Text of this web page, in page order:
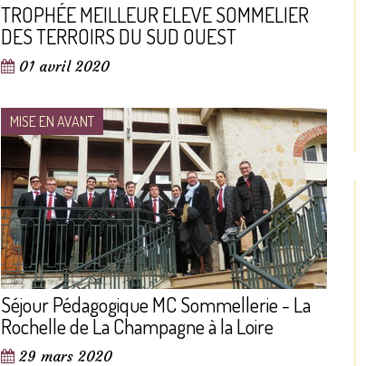
TROPHÉE MEILLEUR ELEVE SOMMELIER
DES TERROIRS DU SUD OUEST
01 avril 2020
MISE EN AVANT
Séjour Pédagogique MC Sommellerie - La
Rochelle de La Champagne à la Loire
29 mars 2020